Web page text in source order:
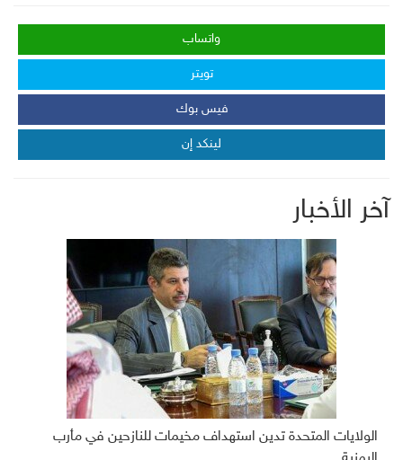
واتساب
تويتر
فيس بوك
لينكد إن
آخر الأخبار
الولايات المتحدة تدين استهداف مخيمات للنازحين في مأرب